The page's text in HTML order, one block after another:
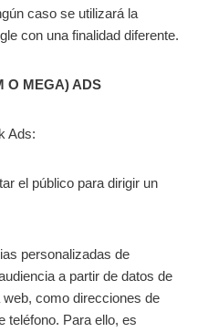
caso se utilizará la
con una finalidad diferente.
O MEGA) ADS
Ads:
el público para dirigir un
personalizadas de
a partir de datos de
como direcciones de
teléfono. Para ello, es